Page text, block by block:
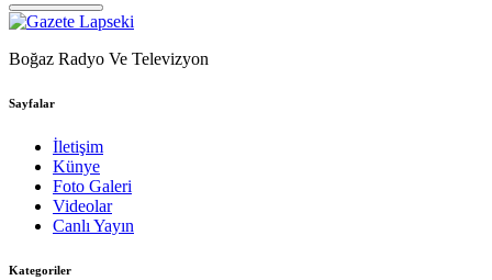
Boğaz Radyo Ve Televizyon
Sayfalar
İletişim
Künye
Foto Galeri
Videolar
Canlı Yayın
Kategoriler